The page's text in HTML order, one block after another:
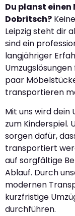
Du planst
Dobritsch?
Leipzig steht dir
sind ein
langjähriger
paar
transportieren
Mit uns wird dein
zum Kinderspiel.
sorgen dafür,
transportiert
auf sorgfältige
Ablauf. Durch
modernen
kurzfristige
durchführen.